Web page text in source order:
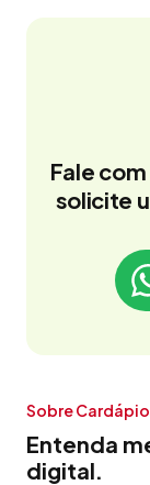
Fale
solicite
Sobre
Entenda
digital.